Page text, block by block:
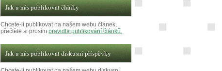
Jak u nás publikovat články
Chcete-li publikovat na našem webu článek,
přečtěte si prosím pravidla publikování článků.
Jak u nás publikovat diskusní příspěvky